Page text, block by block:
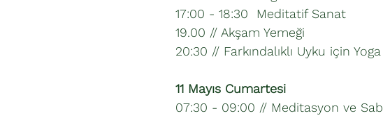
17:00 - 18:30 Meditatif Sanat
19.00 // Akşam Yemeği
20:30 // Farkındalıklı Uyku için
11 Mayıs Cumartesi
07:30 - 09:00 // Meditasyon ve